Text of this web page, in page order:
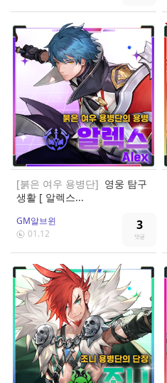
[붉은 여우 용병단] 영웅 탐구
생활 [ 알렉스...
3
GM알브윈
01.12